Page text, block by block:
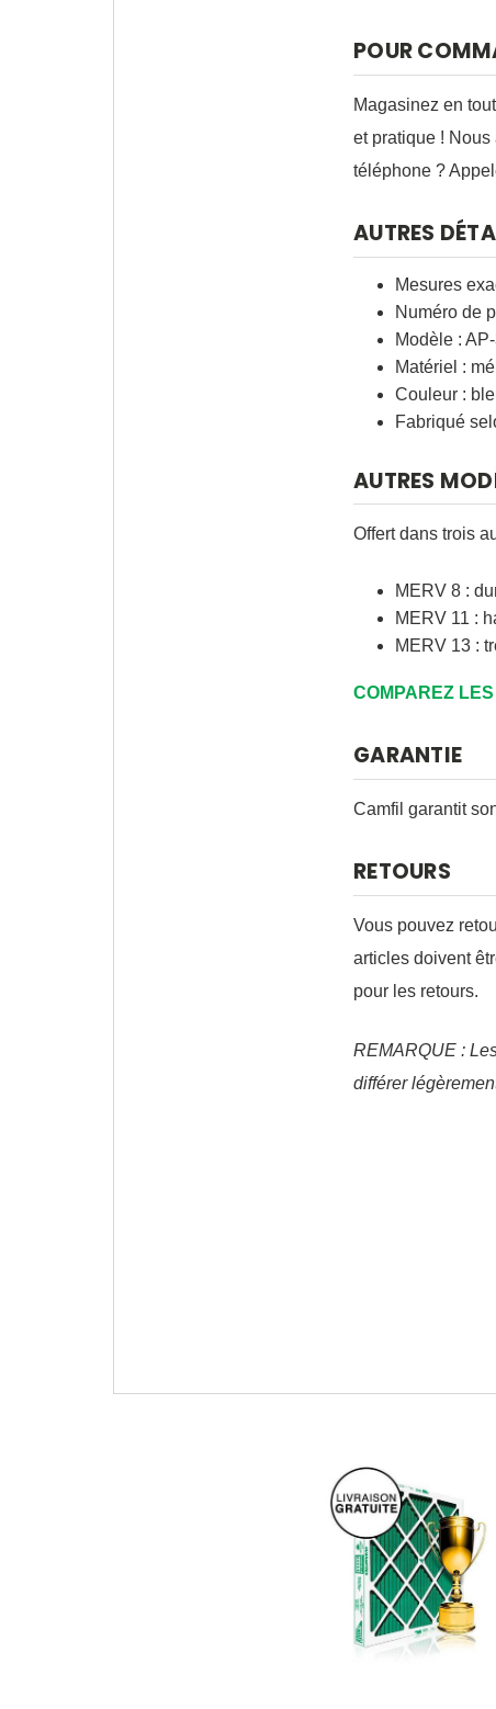
POUR
Magasinez en
et pratique !
téléphone ?
AUTRES
Mesures
Numéro de
Modèle : AP-
Matériel :
Couleur :
Fabriqué
AUTRES
Offert dans trois
MERV 8 :
MERV 11 :
MERV 13 :
COMPAREZ
GARANTIE
Camfil garantit
RETOURS
Vous pouvez
articles doivent
pour les retours.
REMARQUE :
différer